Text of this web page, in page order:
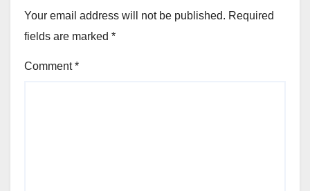
Your email address will not be published. Required
fields are marked *
Comment*